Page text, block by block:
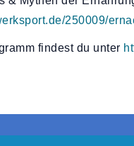
250009/
findest du unter